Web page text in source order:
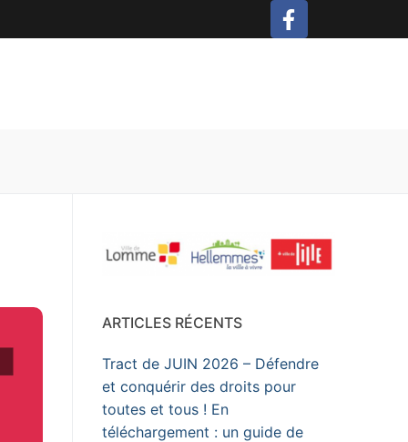
ARTICLES RÉCENTS
Tract de JUIN 2026 – Défendre
et conquérir des droits pour
toutes et tous ! En
téléchargement : un guide de